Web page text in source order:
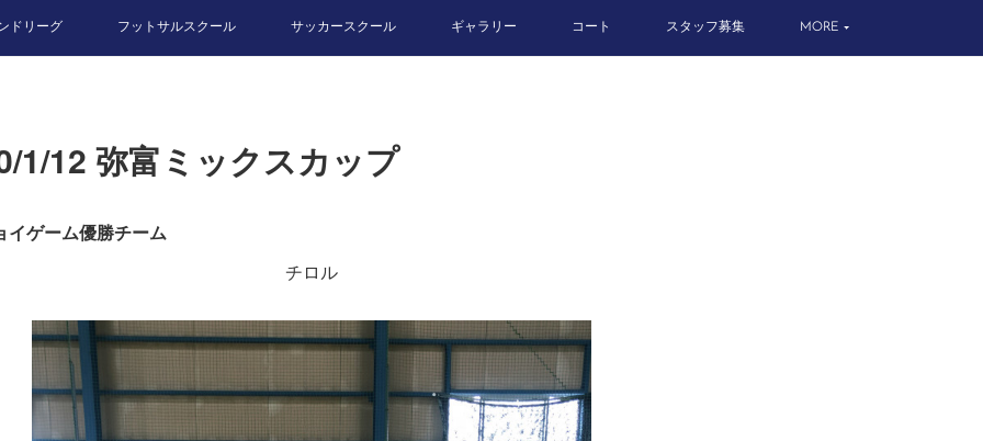
ドリーグ フットサルスクール サッカースクール ギャラリー コート スタッフ募集 MORE
1/12 弥富ミックスカップ
イゲーム優勝チーム
チロル